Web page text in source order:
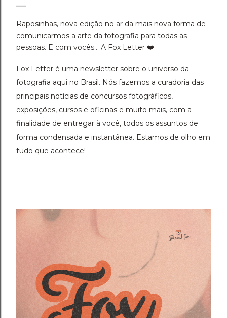
Raposinhas, nova edição no ar da mais nova forma de
comunicarmos a arte da fotografia para todas as
pessoas. E com vocês... A Fox Letter ❤️
Fox Letter é uma newsletter sobre o universo da
fotografia aqui no Brasil. Nós fazemos a curadoria das
principais notícias de concursos fotográficos,
exposições, cursos e oficinas e muito mais, com a
finalidade de entregar à você, todos os assuntos de
forma condensada e instantânea. Estamos de olho em
tudo que acontece!